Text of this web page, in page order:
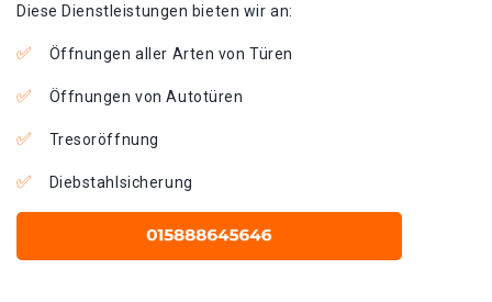
Diese Dienstleistungen bieten wir an:
Öffnungen aller Arten von Türen
Öffnungen von Autotüren
Tresoröffnung
Diebstahlsicherung